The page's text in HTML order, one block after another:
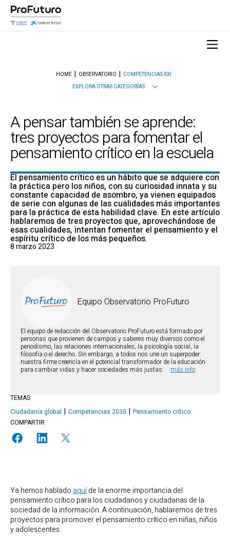
HOME OBSERVATORIO
COMPETENCIAS XXI
EXPLORA OTRAS CATEGORÍAS
A pensar también se aprende:
tres proyectos para fomentar el
pensamiento crítico en la escuela
El pensamiento crítico es un hábito que se adquiere con
la práctica pero los niños, con su curiosidad innata y su
constante capacidad de asombro, ya vienen equipados
de serie con algunas de las cualidades más importantes
para la práctica de esta habilidad clave. En este artículo
hablaremos de tres proyectos que, aprovechándose de
esas cualidades, intentan fomentar el pensamiento y el
espíritu crítico de los más pequeños.
8 marzo 2023
Equipo Observatorio ProFuturo
El equipo de redacción del Observatorio ProFuturo está formado por
personas que provienen de campos y saberes muy diversos como el
periodismo, las relaciones internacionales, la psicología social, la
filosofía o el derecho. Sin embargo, a todos nos une un superpoder:
nuestra firme creencia en el potencial transformador de la educación
para cambiar vidas y hacer sociedades más justas.
más info
TEMAS
Ciudadanía global
Competencias 2030
Pensamiento crítico
COMPARTIR
Ya hemos hablado aquíde la enorme importancia del
pensamiento crítico para los ciudadanos y ciudadanas de la
sociedad de la información. A continuación, hablaremos de tres
proyectos para promover el pensamiento crítico en niñas, niños
y adolescentes.